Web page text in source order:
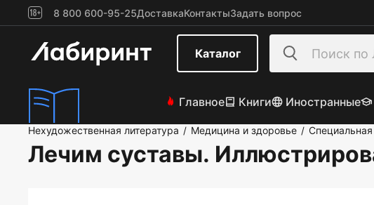
8 800 600-95-25ДоставкаКонтактыЗадать вопрос
Каталог
Главное Книги Иностранные
Нехудожественная литература / Медицина и здоровье /
Лечим суставы.